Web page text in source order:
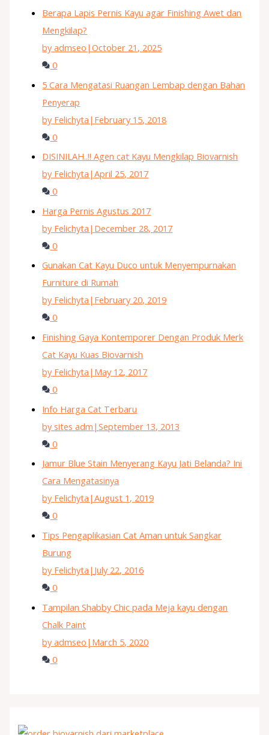
Berapa Lapis Pernis Kayu agar Finishing Awet dan
Mengkilap?
by admseo |October 21, 2025
0
5 Cara Mengatasi Ruangan Lembap dengan Bahan
Penyerap
by Felichyta | February 15, 2018
0
DISINILAH..!! Agen cat Kayu Mengkilap Biovarnish
by Felichyta |April 25, 2017
0
Harga Pernis Agustus 2017
by Felichyta | December 28, 2017
0
Gunakan Cat Kayu Duco untuk Menyempurnakan
Furniture di Rumah
by Felichyta | February 20, 2019
0
Finishing Gaya Kontemporer Dengan Produk Merk
Cat Kayu Kuas Biovarnish
by Felichyta | May 12, 2017
0
Info Harga Cat Terbaru
by sites adm |September 13, 2013
0
Jamur Blue Stain Menyerang Kayu Jati Belanda? Ini
Cara Mengatasinya
by Felichyta |August 1, 2019
0
Tips Pengaplikasian Cat Aman untuk Sangkar
Burung
by Felichyta | July 22, 2016
0
Tampilan Shabby Chic pada Meja kayu dengan
Chalk Paint
by admseo | March 5, 2020
0